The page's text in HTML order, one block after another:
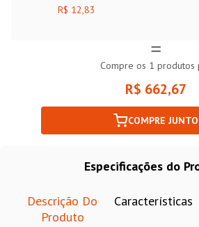
R$ 12,83
Compre os 1 produtos
R$ 662,67
COMPRE JUNTO
Especificações do
Descrição Do
Produto
Características